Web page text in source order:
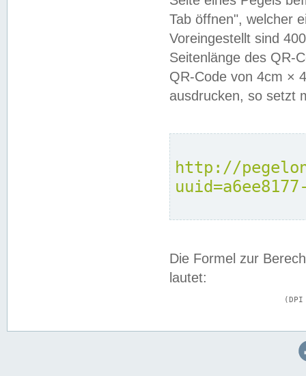
Tab öffnen", welcher
Voreingestellt sind
Seitenlänge des QR-
QR-Code von 4cm ×
ausdrucken, so setzt
http://
Die Formel zur
lautet: